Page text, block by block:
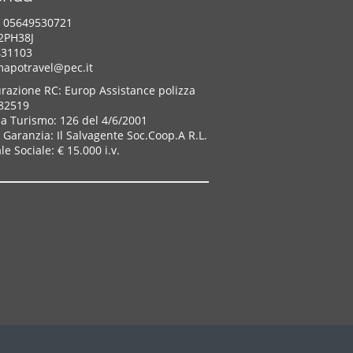
05649530721
RC: Europ Assistance polizza
Turismo: 126 del 4/6/2001
Garanzia: Il Salvagente Soc.Coop.A R.L.
Sociale: € 15.000 i.v.